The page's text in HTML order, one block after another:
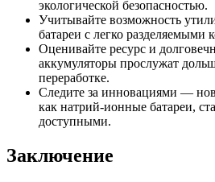
экологической безопасностью.
Учитывайте возможность
батареи с легко разделяемыми
Оценивайте ресурс и
аккумуляторы прослужат
переработке.
Следите за инновациями —
как натрий-ионные батареи,
доступными.
Заключение